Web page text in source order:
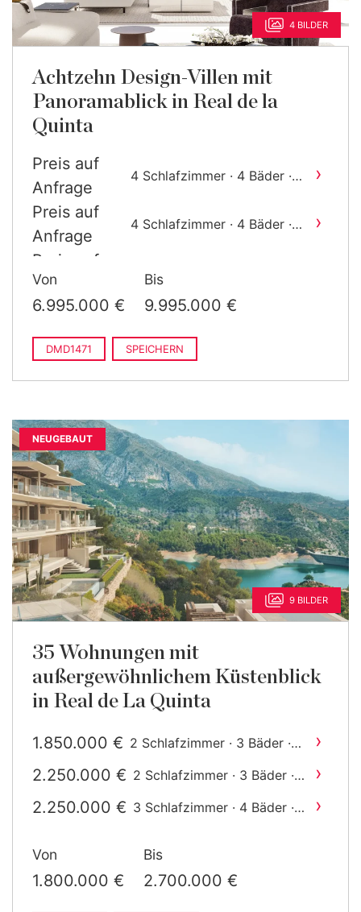
4 BILDER
Achtzehn Design-Villen mit
Panoramablick in Real de la
Quinta
Preis auf
Anfrage
4 Schlafzimmer · 4 Bäder ·
›
Preis auf
Anfrage
4 Schlafzimmer · 4 Bäder ·
›
Preis auf
Anfrage
4 Schlafzimmer · 4 Bäder ·
Von
6.995.000 €
Bis
9.995.000 €
DMD1471 SPEICHERN
NEUGEBAUT
9 BILDER
35 Wohnungen mit
außergewöhnlichem Küstenblick
in Real de La Quinta
1.850.000 € 2 Schlafzimmer · 3 Bäder ·
›
2.250.000 € 2 Schlafzimmer · 3 Bäder ·
›
2.250.000 € 3 Schlafzimmer · 4 Bäder ·
›
Von
1.800.000 €
Bis
2.700.000 €